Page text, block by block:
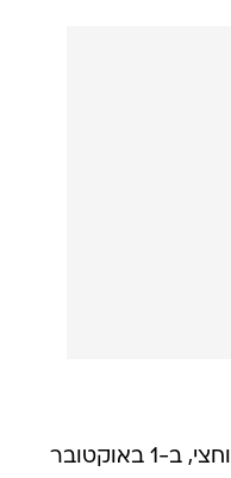
הרצח התרחש לפני כחודשיים וחצי, ב-1 באוקטובר